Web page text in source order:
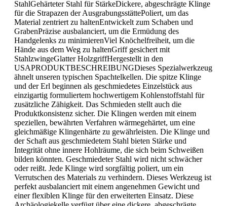
StahlGehärteter Stahl für StärkeDickere, abgeschrägte Klinge
für die Strapazen der AusgrabungsstättePoliert, um das
Material zentriert zu haltenEntwickelt zum Schaben und
GrabenPräzise ausbalanciert, um die Ermüdung des
Handgelenks zu minimierenViel Knöchelfreiheit, um die
Hände aus dem Weg zu haltenGriff gesichert mit
StahlzwingeGlatter HolzgriffHergestellt in den
USAPRODUKTBESCHREIBUNGDieses Spezialwerkzeug
ähnelt unseren typischen Spachtelkellen. Die spitze Klinge
und der Erl beginnen als geschmiedetes Einzelstück aus
einzigartig formuliertem hochwertigem Kohlenstoffstahl für
zusätzliche Zähigkeit. Das Schmieden stellt auch die
Produktkonsistenz sicher. Die Klingen werden mit einem
speziellen, bewährten Verfahren wärmegehärtet, um eine
gleichmäßige Klingenhärte zu gewährleisten. Die Klinge und
der Schaft aus geschmiedetem Stahl bieten Stärke und
Integrität ohne innere Hohlräume, die sich beim Schweißen
bilden könnten. Geschmiedeter Stahl wird nicht schwächer
oder reißt. Jede Klinge wird sorgfältig poliert, um ein
Verrutschen des Materials zu verhindern. Dieses Werkzeug ist
perfekt ausbalanciert mit einem angenehmen Gewicht und
einer flexiblen Klinge für den erweiterten Einsatz. Diese